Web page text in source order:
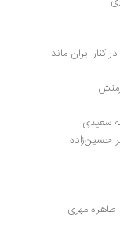
اکبر اعتماد: مردی که «در پرتگاه حوادث» همواره در کنار ایران ماند
مورد عجیب بلع اشیای ضروری در گفت‌وگو با جابر حسین‌زاده
مهری